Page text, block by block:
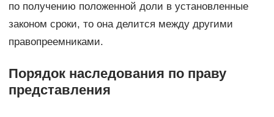
по получению положенной доли в установленные
законом сроки, то она делится между другими
правопреемниками.
Порядок наследования по праву
представления